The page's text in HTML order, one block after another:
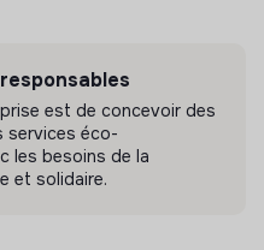
est de concevoir des
services éco-
les besoins de la
et solidaire.